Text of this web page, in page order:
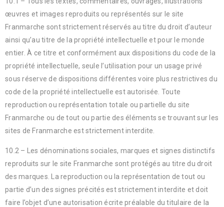
œuvres et images reproduits ou représentés sur le site
Franmarche sont strictement réservés au titre du droit d’auteur
ainsi qu’au titre de la propriété intellectuelle et pour le monde
entier. À ce titre et conformément aux dispositions du code de la
propriété intellectuelle, seule l’utilisation pour un usage privé
sous réserve de dispositions différentes voire plus restrictives du
code de la propriété intellectuelle est autorisée. Toute
reproduction ou représentation totale ou partielle du site
Franmarche ou de tout ou partie des éléments se trouvant sur les
sites de Franmarche est strictement interdite.
10.2 – Les dénominations sociales, marques et signes distinctifs
reproduits sur le site Franmarche sont protégés au titre du droit
des marques. La reproduction ou la représentation de tout ou
partie d’un des signes précités est strictement interdite et doit
faire l’objet d’une autorisation écrite préalable du titulaire de la